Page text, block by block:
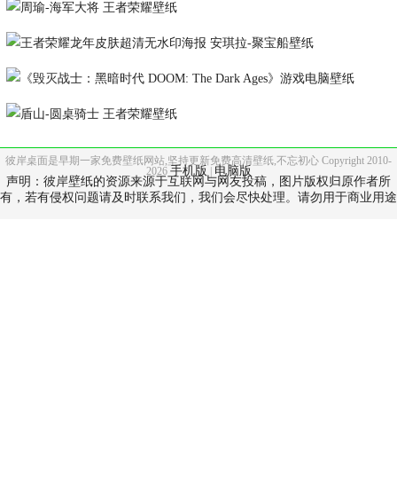
彼岸桌面是早期一家免费壁纸网站,坚持更新免费高清壁纸,不忘初心 Copyright 2010-
2026 手机版
电脑版
声明：彼岸壁纸的资源来源于互联网与网友投稿，图片版权归原作者所
有，若有侵权问题请及时联系我们，我们会尽快处理。请勿用于商业用途